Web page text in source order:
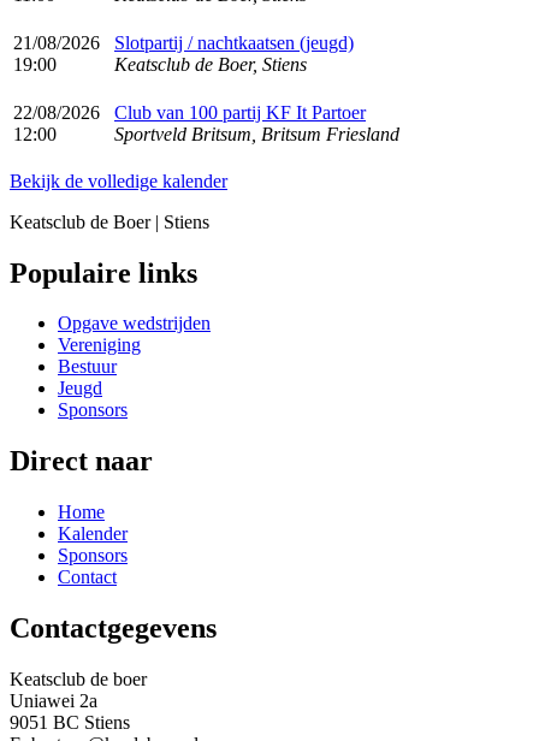
21/08/2026
19:00
Slotpartij / nachtkaatsen (jeugd)
Keatsclub de Boer, Stiens
22/08/2026
12:00
Club van 100 partij KF It Partoer
Sportveld Britsum, Britsum Friesland
Bekijk de volledige kalender
Keatsclub de Boer | Stiens
Populaire links
Opgave wedstrijden
Vereniging
Bestuur
Jeugd
Sponsors
Direct naar
Home
Kalender
Sponsors
Contact
Contactgegevens
Keatsclub de boer
Uniawei 2a
9051 BC Stiens